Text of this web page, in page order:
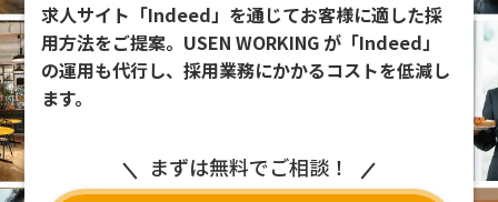
求人サイト「Indeed」を通じてお客様に適した採
用方法をご提案。USEN WORKING が「Indeed」
の運用も代行し、採用業務にかかるコストを低減し
ます。
まずは無料でご相談！